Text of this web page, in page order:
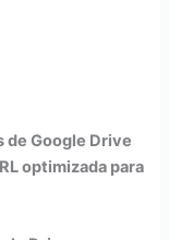
Google Drive
optimizada para